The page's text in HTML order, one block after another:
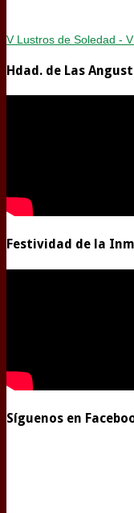
V Lustros de Soledad -
Hdad. de Las
Festividad de la
Síguenos en